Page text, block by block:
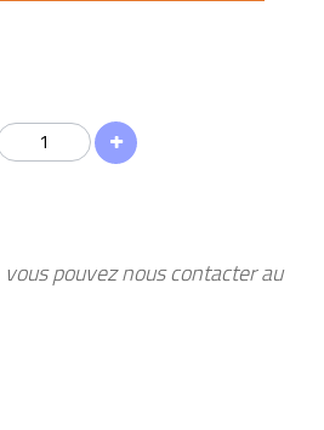
pouvez nous contacter au